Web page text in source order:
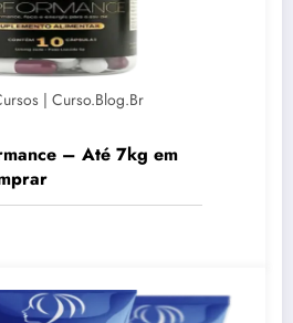
| Curso.blog.br
– Até 7kg em